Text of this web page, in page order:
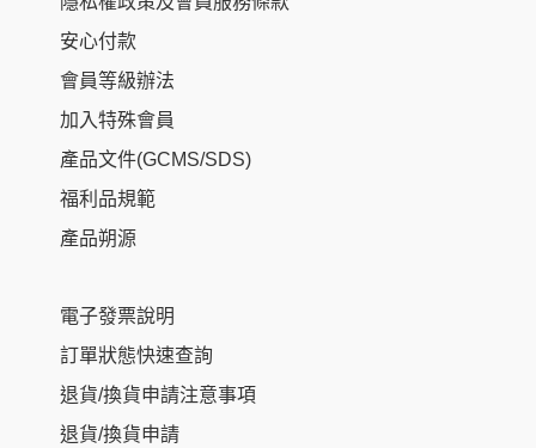
安心付款
會員等級辦法
加入特殊會員
產品文件(GCMS/SDS)
福利品規範
產品朔源
電子發票說明
訂單狀態快速查詢
退貨/換貨申請注意事項
退貨/換貨申請